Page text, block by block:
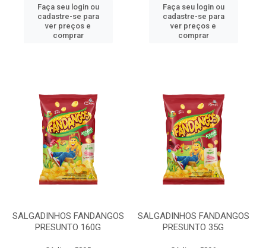
Faça seu login ou
cadastre-se para
ver preços e
comprar
Faça seu login ou
cadastre-se para
ver preços e
comprar
SALGADINHOS FANDANGOS
PRESUNTO 160G
SALGADINHOS FANDANGOS
PRESUNTO 35G